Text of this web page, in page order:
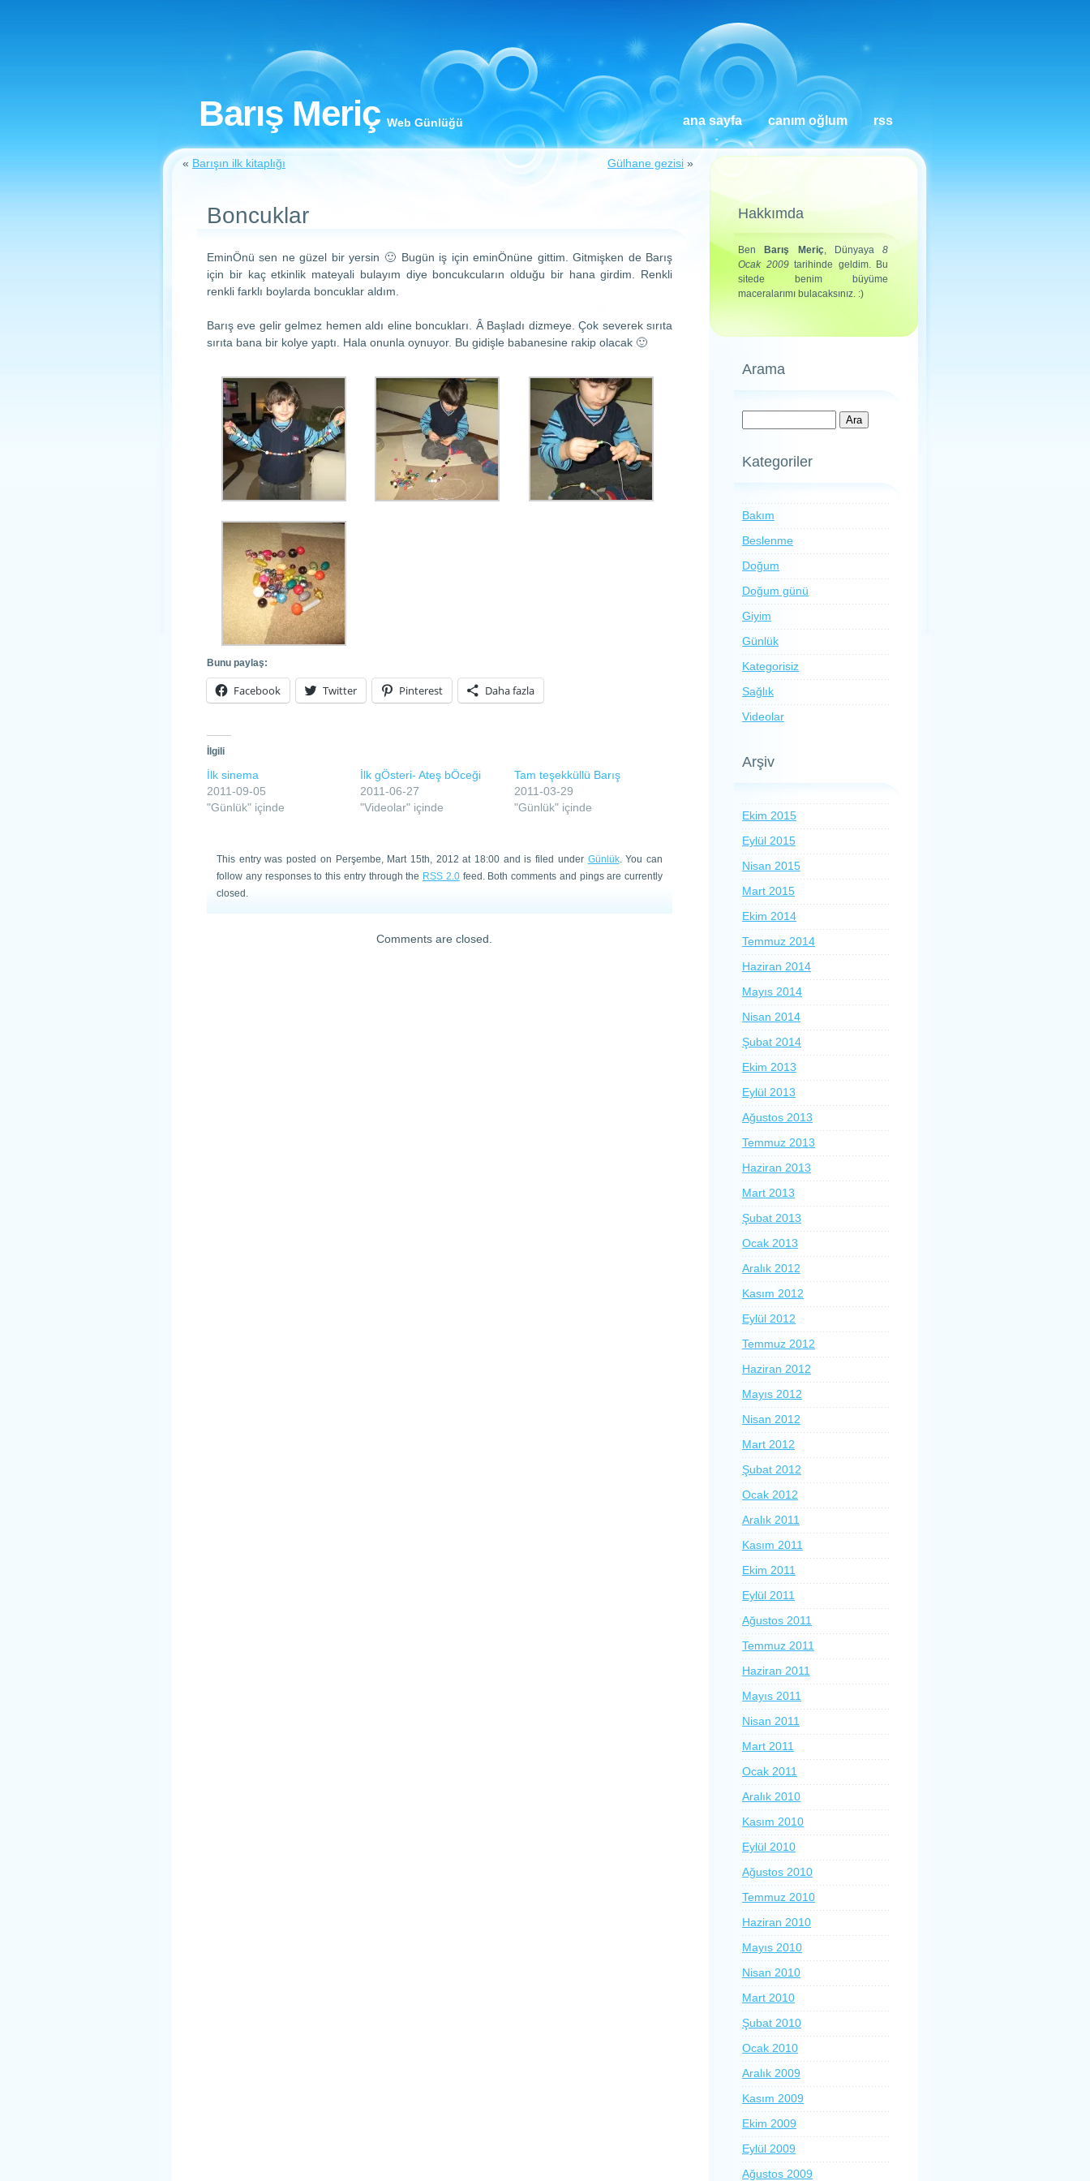
Barış Meriç Web Günlüğü ana sayfa canım oğlum rss
« Barışın ilk kitaplığı Gülhane gezisi »
Boncuklar
EminÖnü sen ne güzel bir yersin 🙂 Bugün iş için eminÖnüne gittim. Gitmişken de Barış
için bir kaç etkinlik mateyali bulayım diye boncukcuların olduğu bir hana girdim. Renkli
renkli farklı boylarda boncuklar aldım.
Barış eve gelir gelmez hemen aldı eline boncukları. Â Başladı dizmeye. Çok severek sırıta
sırıta bana bir kolye yaptı. Hala onunla oynuyor. Bu gidişle babanesine rakip olacak 🙂
Bunu paylaş:
Facebook Twitter Pinterest Daha fazla
İlgili
İlk sinema
2011-09-05
"Günlük" içinde
İlk gÖsteri- Ateş bÖceği
2011-06-27
"Videolar" içinde
Tam teşekküllü Barış
2011-03-29
"Günlük" içinde
This entry was posted on Perşembe, Mart 15th, 2012 at 18:00 and is filed under Günlük. You can
follow any responses to this entry through the RSS 2.0feed. Both comments and pings are currently
closed.
Comments are closed.
Hakkımda
Ben Barış Meriç, Dünyaya 8
Ocak 2009tarihinde geldim. Bu
sitede benim büyüme
maceralarımı bulacaksınız. :)
Arama
Kategoriler
Bakım
Beslenme
Doğum
Doğum günü
Giyim
Günlük
Kategorisiz
Sağlık
Videolar
Arşiv
Ekim 2015
Eylül 2015
Nisan 2015
Mart 2015
Ekim 2014
Temmuz 2014
Haziran 2014
Mayıs 2014
Nisan 2014
Şubat 2014
Ekim 2013
Eylül 2013
Ağustos 2013
Temmuz 2013
Haziran 2013
Mart 2013
Şubat 2013
Ocak 2013
Aralık 2012
Kasım 2012
Eylül 2012
Temmuz 2012
Haziran 2012
Mayıs 2012
Nisan 2012
Mart 2012
Şubat 2012
Ocak 2012
Aralık 2011
Kasım 2011
Ekim 2011
Eylül 2011
Ağustos 2011
Temmuz 2011
Haziran 2011
Mayıs 2011
Nisan 2011
Mart 2011
Ocak 2011
Aralık 2010
Kasım 2010
Eylül 2010
Ağustos 2010
Temmuz 2010
Haziran 2010
Mayıs 2010
Nisan 2010
Mart 2010
Şubat 2010
Ocak 2010
Aralık 2009
Kasım 2009
Ekim 2009
Eylül 2009
Ağustos 2009